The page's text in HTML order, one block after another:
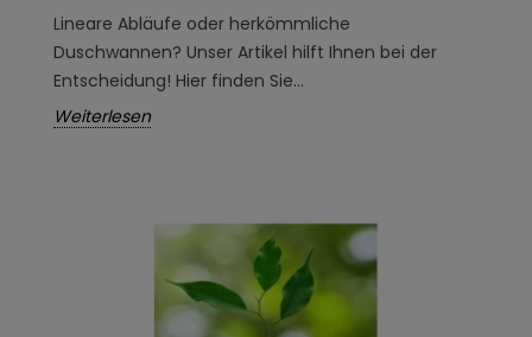
Lineare Abläufe oder herkömmliche
Duschwannen? Unser Artikel hilft Ihnen bei der
Entscheidung! Hier finden Sie...
Weiterlesen